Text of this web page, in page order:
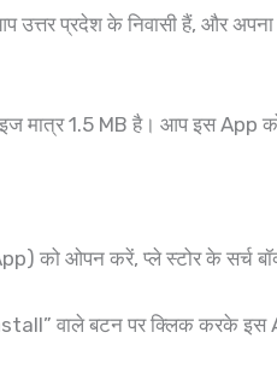
प्रदेश के निवासी हैं, और
मात्र 1.5 MB है। आप इस App
को ओपन करें, प्ले स्टोर के
वाले बटन पर क्लिक करके इस